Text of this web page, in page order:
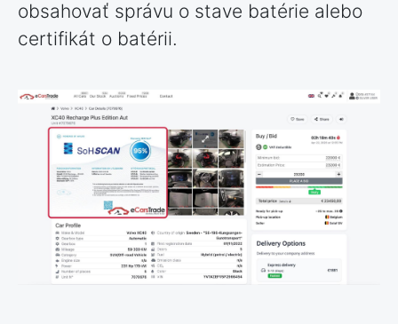
obsahovať správu o stave batérie alebo
certifikát o batérii.